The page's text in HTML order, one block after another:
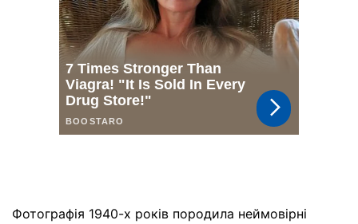
Фотографія 1940-х років породила неймовірні